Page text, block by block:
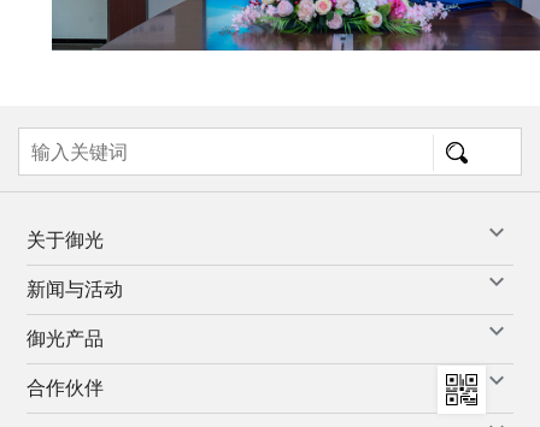
关于御光
新闻与活动
御光产品
合作伙伴